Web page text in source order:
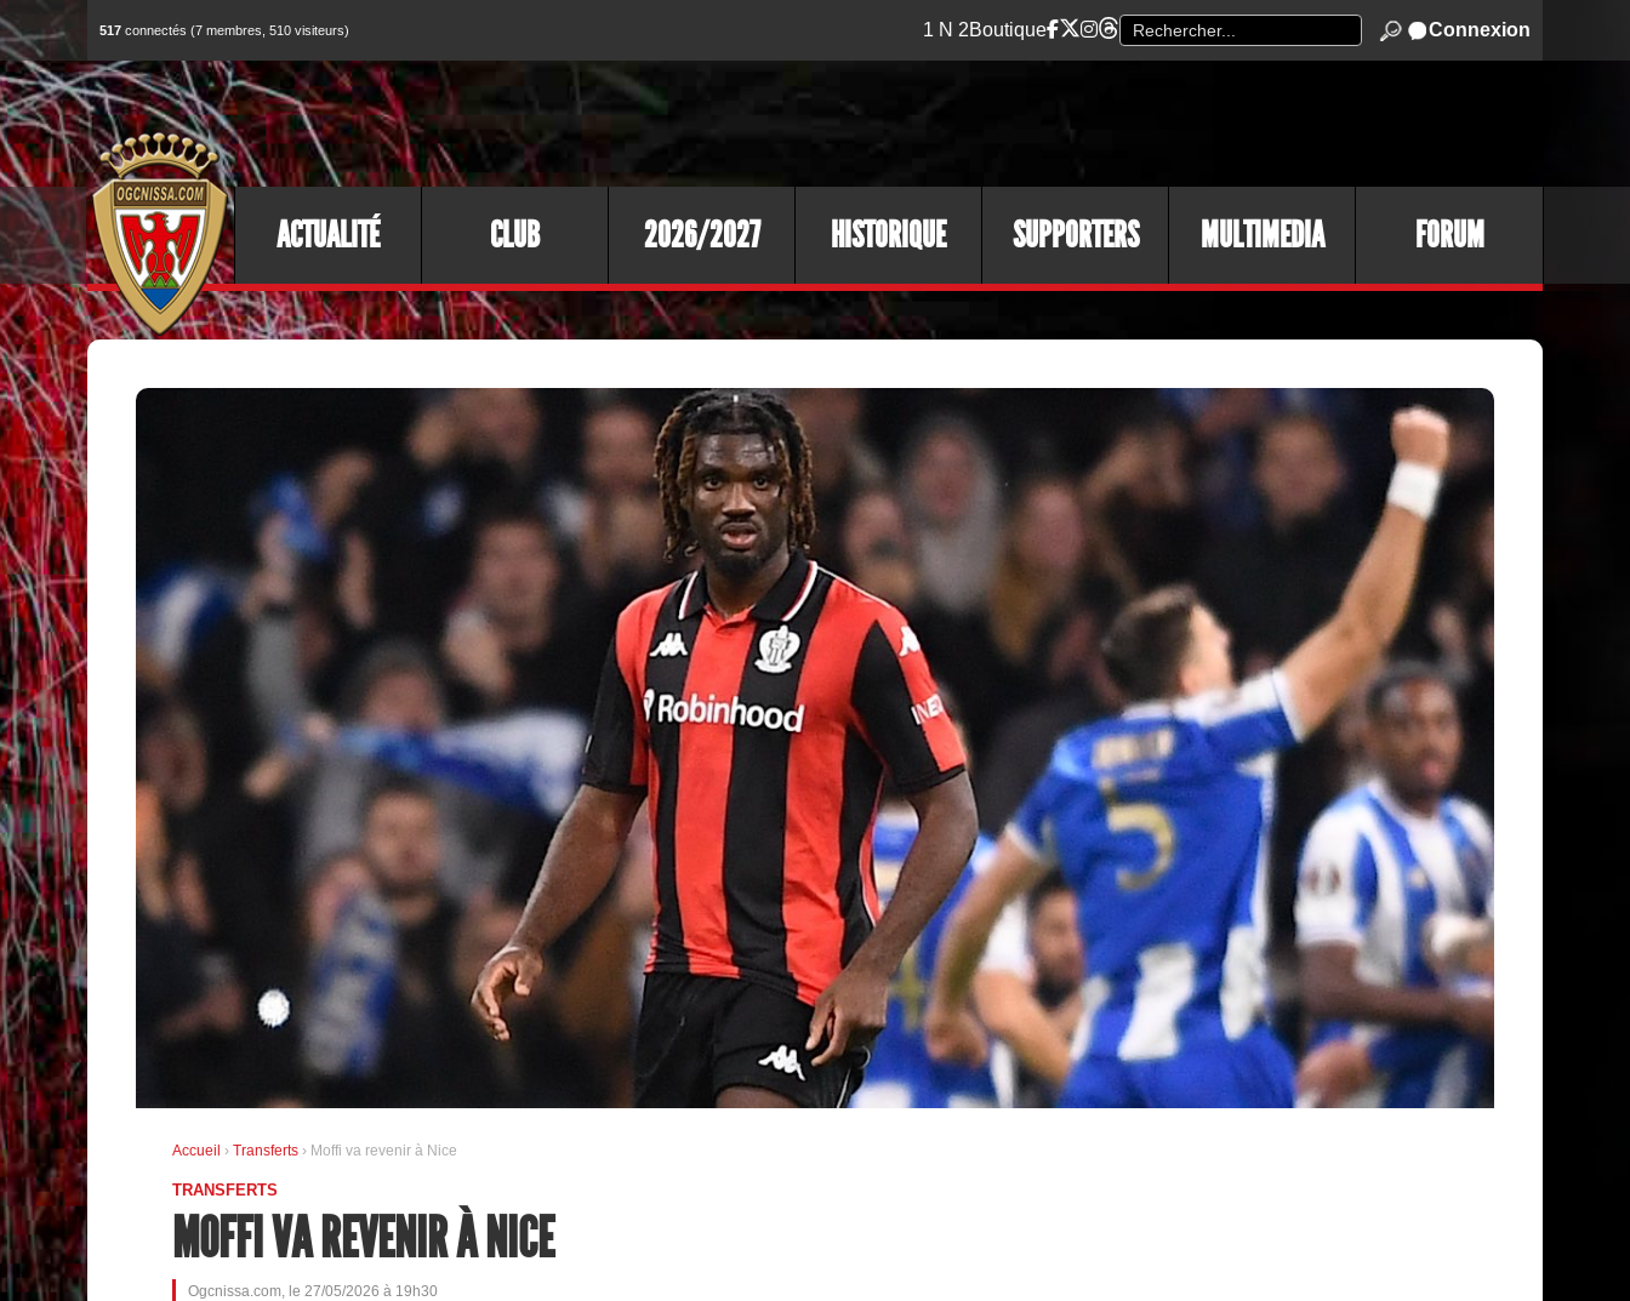
517 connectés (7 membres, 510 visiteurs) 1 N 2Boutique Connexion
ACTUALITÉ CLUB 2026/2027 HISTORIQUE SUPPORTERS MULTIMEDIA FORUM
Accueil › Transferts › Moffi va revenir à Nice
TRANSFERTS
MOFFI VA REVENIR À NICE
Ogcnissa.com, le 27/05/2026 à 19h30